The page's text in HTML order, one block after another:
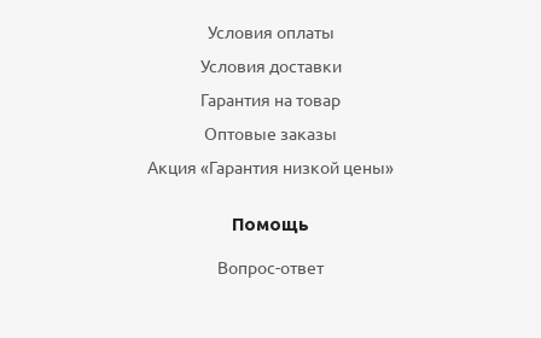
Условия оплаты
Условия доставки
Гарантия на товар
Оптовые заказы
Акция «Гарантия низкой цены»
Помощь
Вопрос-ответ